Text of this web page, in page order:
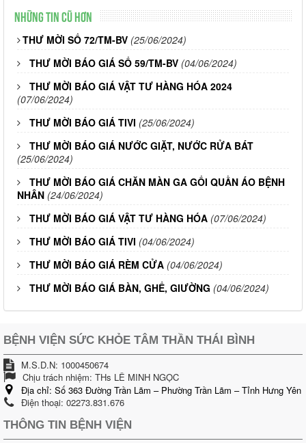
Những tin cũ hơn
THƯ MỜI SỐ 72/TM-BV (25/06/2024)
THƯ MỜI BÁO GIÁ SỐ 59/TM-BV (04/06/2024)
THƯ MỜI BÁO GIÁ VẬT TƯ HÀNG HÓA 2024
(07/06/2024)
THƯ MỜI BÁO GIÁ TIVI (25/06/2024)
THƯ MỜI BÁO GIÁ NƯỚC GIẶT, NƯỚC RỬA BÁT
(25/06/2024)
THƯ MỜI BÁO GIÁ CHĂN MÀN GA GỐI QUẦN ÁO BỆNH
NHÂN (24/06/2024)
THƯ MỜI BÁO GIÁ VẬT TƯ HÀNG HÓA (07/06/2024)
THƯ MỜI BÁO GIÁ TIVI (04/06/2024)
THƯ MỜI BÁO GIÁ RÈM CỬA (04/06/2024)
THƯ MỜI BÁO GIÁ BÀN, GHẾ, GIƯỜNG (04/06/2024)
BỆNH VIỆN SỨC KHỎE TÂM THẦN THÁI BÌNH
M.S.D.N: 1000450674
Chịu trách nhiệm: THs LÊ MINH NGỌC
Địa chỉ: Số 363 Đường Trần Lãm – Phường Trần Lãm – Tỉnh Hưng Yên
Điện thoại: 02273.831.676
THÔNG TIN BỆNH VIỆN